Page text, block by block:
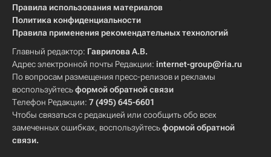
Правила использования материалов
Политика конфиденциальности
Правила применения рекомендательных технологий
Главный редактор: Гаврилова А.В.
Адрес электронной почты Редакции: internet-group@ria.ru
По вопросам размещения пресс-релизов и рекламы
воспользуйтесьформой обратной связи
Телефон Редакции: 7 (495) 645-6601
Чтобы связаться с редакцией или сообщить обо всех
замеченных ошибках, воспользуйтесьформой обратной
связи.